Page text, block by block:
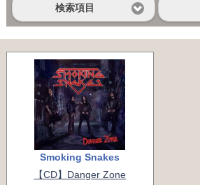
検索項目
Smoking Snakes
【CD】Danger Zone